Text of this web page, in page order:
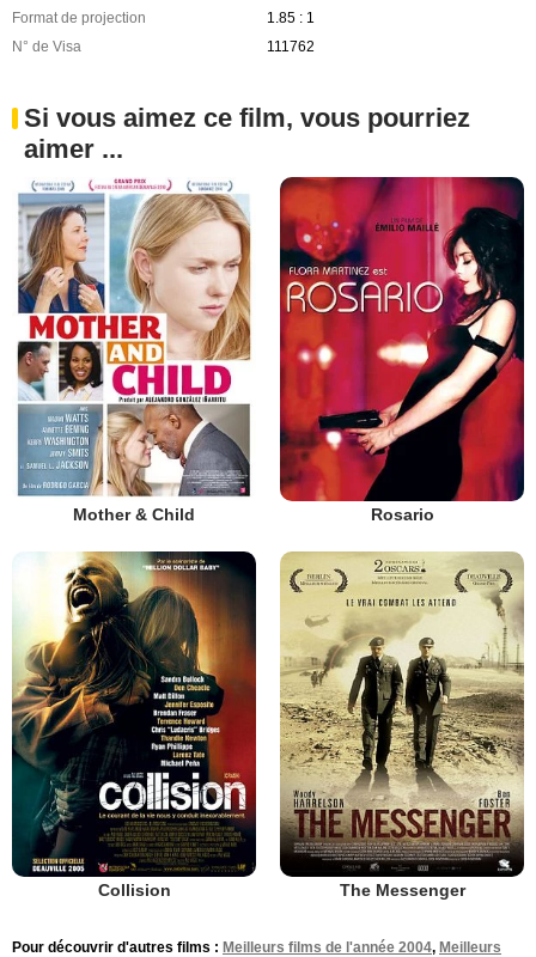
Format de projection
1.85 : 1
N° de Visa
111762
Si vous aimez ce film, vous pourriez
aimer ...
Mother & Child Rosario
Collision The Messenger
Pour découvrir d'autres films : Meilleurs films de l'année 2004, Meilleurs